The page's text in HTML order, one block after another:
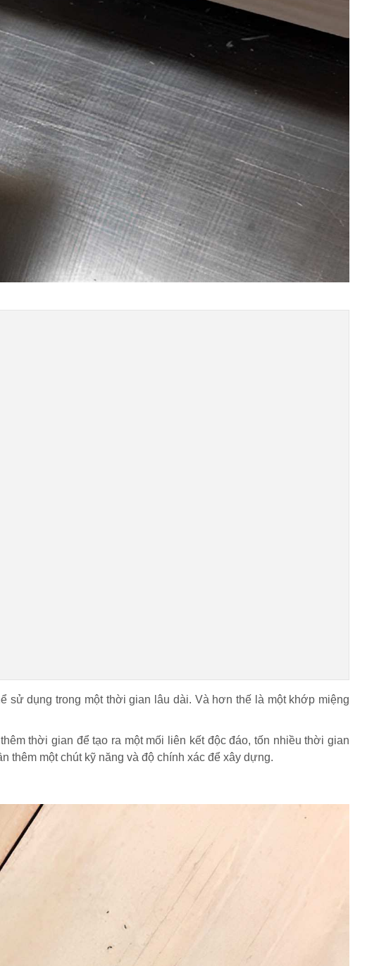
dụng trong một thời gian lâu dài. Và hơn thế là một khớp miệng
thời gian để tạo ra một mối liên kết độc đáo, tốn nhiều thời gian
thêm một chút kỹ năng và độ chính xác để xây dựng.